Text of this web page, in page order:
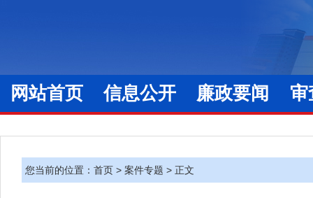
网站首页 信息公开 廉政要闻 审
您当前的位置： 首页 > 案件专题 > 正文